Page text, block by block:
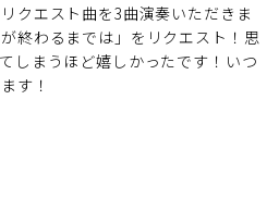
クエスト曲を3曲演奏いただきま
終わるまでは」をリクエスト！思
しまうほど嬉しかったです！いつ
す！